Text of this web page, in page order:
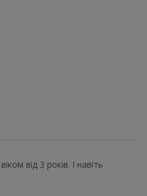
від 3 років. І навіть